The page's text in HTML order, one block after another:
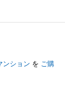
ない可能性が
でございま
ませ。
ンション を ご購